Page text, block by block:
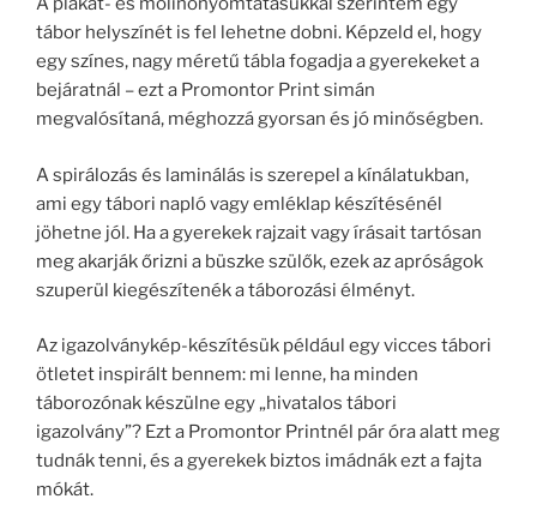
tábor helyszínét is fel lehetne dobni. Képzeld el, hogy
egy színes, nagy méretű tábla fogadja a gyerekeket a
bejáratnál – ezt a Promontor Print simán
megvalósítaná, méghozzá gyorsan és jó minőségben.
A spirálozás és laminálás is szerepel a kínálatukban,
ami egy tábori napló vagy emléklap készítésénél
jöhetne jól. Ha a gyerekek rajzait vagy írásait tartósan
meg akarják őrizni a büszke szülők, ezek az apróságok
szuperül kiegészítenék a táborozási élményt.
Az igazolványkép-készítésük például egy vicces tábori
ötletet inspirált bennem: mi lenne, ha minden
táborozónak készülne egy „hivatalos tábori
igazolvány”? Ezt a Promontor Printnél pár óra alatt meg
tudnák tenni, és a gyerekek biztos imádnák ezt a fajta
mókát.